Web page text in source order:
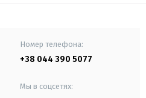
Номер телефона:
+38 044 390 5077
Мы в соцсетях: